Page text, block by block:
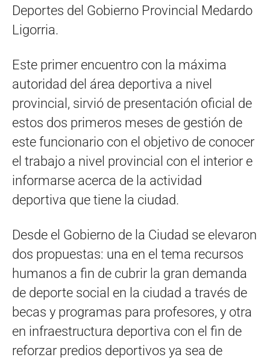
Deportes del Gobierno Provincial Medardo
Ligorria.
Este primer encuentro con la máxima
autoridad del área deportiva a nivel
provincial, sirvió de presentación oficial de
estos dos primeros meses de gestión de
este funcionario con el objetivo de conocer
el trabajo a nivel provincial con el interior e
informarse acerca de la actividad
deportiva que tiene la ciudad.
Desde el Gobierno de la Ciudad se elevaron
dos propuestas: una en el tema recursos
humanos a fin de cubrir la gran demanda
de deporte social en la ciudad a través de
becas y programas para profesores, y otra
en infraestructura deportiva con el fin de
reforzar predios deportivos ya sea de